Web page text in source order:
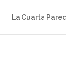
La Cuarta Pared